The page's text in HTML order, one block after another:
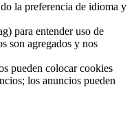
la preferencia de idioma y
para entender uso de
son agregados y nos
pueden colocar cookies
los anuncios pueden